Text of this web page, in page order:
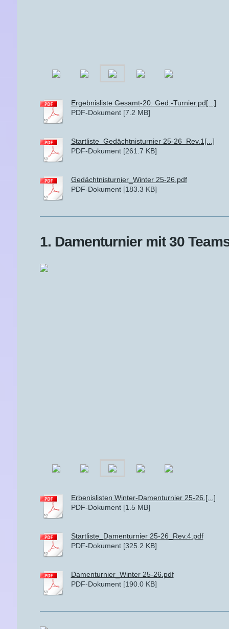
Ergebnisliste Gesamt-20. Ged.-Turnier.pd[...]
PDF-Dokument [7.2 MB]
Startliste_Gedächtnisturnier 25-26_Rev.1[...]
PDF-Dokument [261.7 KB]
Gedächtnisturnier_Winter 25-26.pdf
PDF-Dokument [183.3 KB]
1. Damenturnier mit 30
Erbenislisten Winter-Damenturnier 25-26.[...]
PDF-Dokument [1.5 MB]
Startliste_Damenturnier 25-26_Rev.4.pdf
PDF-Dokument [325.2 KB]
Damenturnier_Winter 25-26.pdf
PDF-Dokument [190.0 KB]